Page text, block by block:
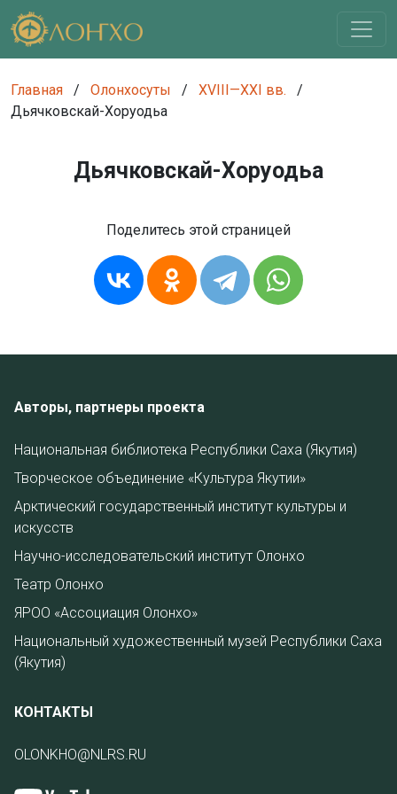
Главная / Олонхосуты / XVIII—XXI вв.
/
Дьячковскай-Хоруодьа
Дьячковскай-Хоруодьа
Поделитесь этой страницей
Авторы, партнеры проекта
Национальная библиотека Республики Саха (Якутия)
Творческое объединение «Культура Якутии»
Арктический государственный институт культуры и
искусств
Научно-исследовательский институт Олонхо
Театр Олонхо
ЯРОО «Ассоциация Олонхо»
Национальный художественный музей Республики Саха
(Якутия)
КОНТАКТЫ
OLONKHO@NLRS.RU